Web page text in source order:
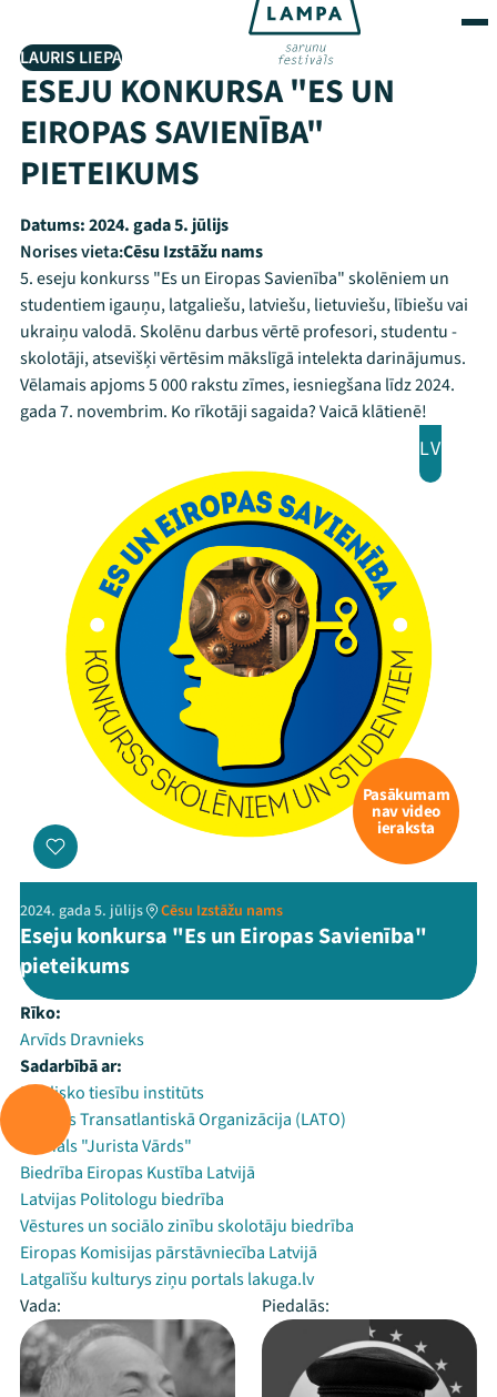
LAURIS LIEPA
ESEJU KONKURSA "ES UN
EIROPAS SAVIENĪBA"
PIETEIKUMS
Datums:2024. gada 5. jūlijs
Norises vieta:Cēsu Izstāžu nams
5. eseju konkurss "Es un Eiropas Savienība" skolēniem un
studentiem igauņu, latgaliešu, latviešu, lietuviešu, lībiešu vai
ukraiņu valodā. Skolēnu darbus vērtē profesori, studentu -
skolotāji, atsevišķi vērtēsim mākslīgā intelekta darinājumus.
Vēlamais apjoms 5 000 rakstu zīmes, iesniegšana līdz 2024.
gada 7. novembrim. Ko rīkotāji sagaida? Vaicā klātienē!
LV
Pasākumam
nav video
ieraksta
2024. gada 5. jūlijs Cēsu Izstāžu nams
Eseju konkursa "Es un Eiropas Savienība"
pieteikums
Rīko:
Arvīds Dravnieks
Sadarbībā ar:
Publisko tiesību institūts
Latvijas Transatlantiskā Organizācija (LATO)
Žurnāls "Jurista Vārds"
Biedrība Eiropas Kustība Latvijā
Latvijas Politologu biedrība
Vēstures un sociālo zinību skolotāju biedrība
Eiropas Komisijas pārstāvniecība Latvijā
Latgalīšu kulturys ziņu portals lakuga.lv
Vada:
Piedalās: